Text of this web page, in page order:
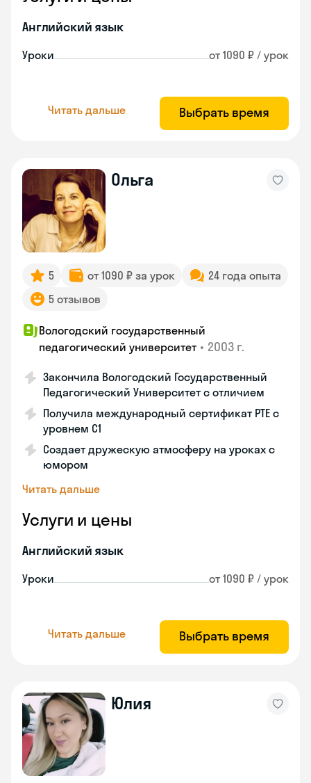
Английский язык
Уроки от 1090 ₽ / урок
Читать дальше Выбрать время
Ольга
5 от 1090 ₽ за урок
24 года опыта
5 отзывов
Вологодский государственный
педагогический университет • 2003 г.
Закончила Вологодский Государственный
Педагогический Университет с отличием
Получила международный сертификат PTE с
уровнем C1
Создает дружескую атмосферу на уроках с
юмором
Читать дальше
Услуги и цены
Английский язык
Уроки от 1090 ₽ / урок
Читать дальше Выбрать время
Юлия